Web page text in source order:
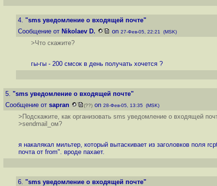
4. "sms уведомление о входящей почте"
Сообщение от Nikolaev D. on 27-Фев-05, 22:21 (MSK)
>Что скажите?
гы-гы - 200 смсок в день получать хочется ?
5. "sms уведомление о входящей почте"
Сообщение от sapran (??) on 28-Фев-05, 13:35 (MSK)
>Подскажите, как организовать sms уведомление о входящей
>sendmail_ом?
я накалякал мильтер, который вытаскивает из заголовков поля
почта от from". вроде пахает.
6. "sms уведомление о входящей почте"